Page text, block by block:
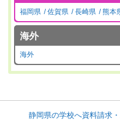
福岡県 佐賀県 長崎県 熊本
海外
海外
静岡県の学校へ資料請求